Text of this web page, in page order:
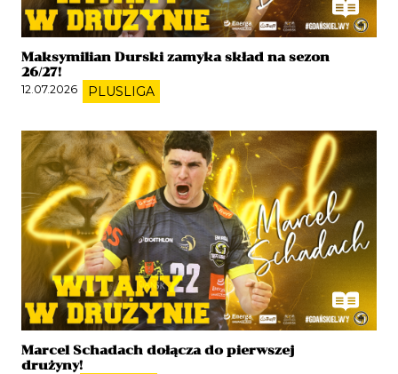
Maksymilian Durski zamyka skład na sezon
26/27!
12.07.2026 PLUSLIGA
Marcel Schadach dołącza do pierwszej
drużyny!